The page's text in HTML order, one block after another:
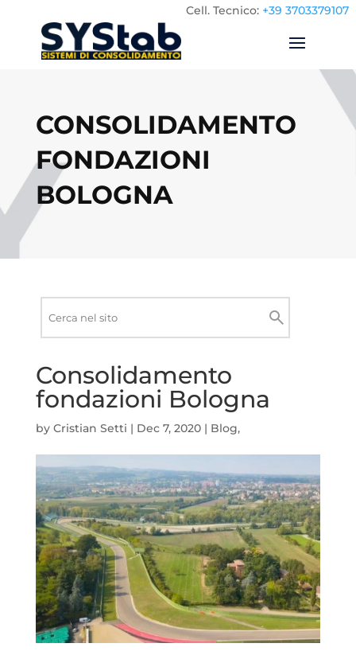
Cell. Tecnico: +39 3703379107
CONSOLIDAMENTO
FONDAZIONI
BOLOGNA
sito
Cerca
Consolidamento
fondazioni Bologna
by Cristian Setti | Dec 7, 2020| Blog,